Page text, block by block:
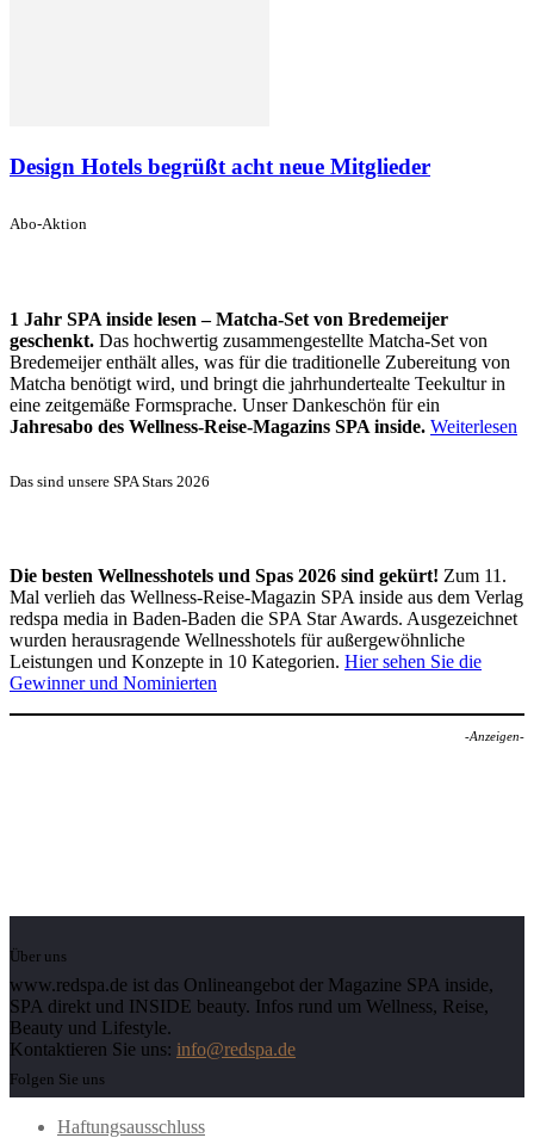
Design Hotels begrüßt acht neue Mitglieder
Abo-Aktion
1 Jahr SPA inside lesen – Matcha-Set von Bredemeijer
geschenkt. Das hochwertig zusammengestellte Matcha-Set von
Bredemeijer enthält alles, was für die traditionelle Zubereitung von
Matcha benötigt wird, und bringt die jahrhundertealte Teekultur in
eine zeitgemäße Formsprache. Unser Dankeschön für ein
Jahresabo des Wellness-Reise-Magazins SPA inside. Weiterlesen
Das sind unsere SPA Stars 2026
Die besten Wellnesshotels und Spas 2026 sind gekürt! Zum 11.
Mal verlieh das Wellness-Reise-Magazin SPA inside aus dem Verlag
redspa media in Baden-Baden die SPA Star Awards. Ausgezeichnet
wurden herausragende Wellnesshotels für außergewöhnliche
Leistungen und Konzepte in 10 Kategorien. Hier sehen Sie die
Gewinner und Nominierten
-Anzeigen-
Über uns
www.redspa.de ist das Onlineangebot der Magazine SPA inside,
SPA direkt und INSIDE beauty. Infos rund um Wellness, Reise,
Beauty und Lifestyle.
Kontaktieren Sie uns: info@redspa.de
Folgen Sie uns
Haftungsausschluss